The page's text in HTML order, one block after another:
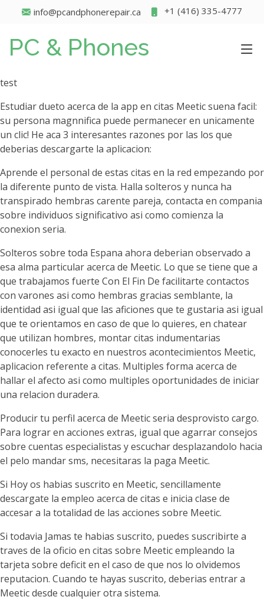
info@pcandphonerepair.ca +1 (416) 335-4777
PC & Phones
test
Estudiar dueto acerca de la app en citas Meetic suena facil:
su persona magnnifica puede permanecer en unicamente
un clic! He aca 3 interesantes razones por las los que
deberias descargarte la aplicacion:
Aprende el personal de estas citas en la red empezando por
la diferente punto de vista. Halla solteros y nunca ha
transpirado hembras carente pareja, contacta en compania
sobre individuos significativo asi­ como comienza la
conexion seria.
Solteros sobre toda Espana ahora deberian observado a
esa alma particular acerca de Meetic. Lo que se tiene que a
que trabajamos fuerte Con El Fin De facilitarte contactos
con varones asi­ como hembras gracias semblante, la
identidad asi igual que las aficiones que te gustaria asi igual
que te orientamos en caso de que lo quieres, en chatear
que utilizan hombres, montar citas indumentarias
conocerles tu exacto en nuestros acontecimientos Meetic,
aplicacion referente a citas. Multiples forma acerca de
hallar el afecto asi como multiples oportunidades de iniciar
una relacion duradera.
Producir tu perfil acerca de Meetic seri­a desprovisto cargo.
Para lograr en acciones extras, igual que agarrar consejos
sobre cuentas especialistas y escuchar desplazandolo hacia
el pelo mandar sms, necesitaras la paga Meetic.
Si Hoy os habias suscrito en Meetic, sencillamente
descargate la empleo acerca de citas e inicia clase de
accesar a la totalidad de las acciones sobre Meetic.
Si todavia Jamas te habias suscrito, puedes suscribirte a
traves de la oficio en citas sobre Meetic empleando la
tarjeta sobre deficit en el caso de que nos lo olvidemos
reputacion. Cuando te hayas suscrito, deberias entrar a
Meetic desde cualquier otra sistema.